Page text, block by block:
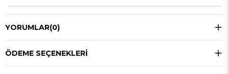
YORUMLAR(0)
ÖDEME SEÇENEKLERI